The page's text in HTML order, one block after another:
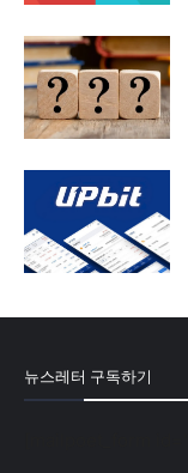
뉴스레터 구독하기